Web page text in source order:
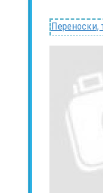
Переноски,